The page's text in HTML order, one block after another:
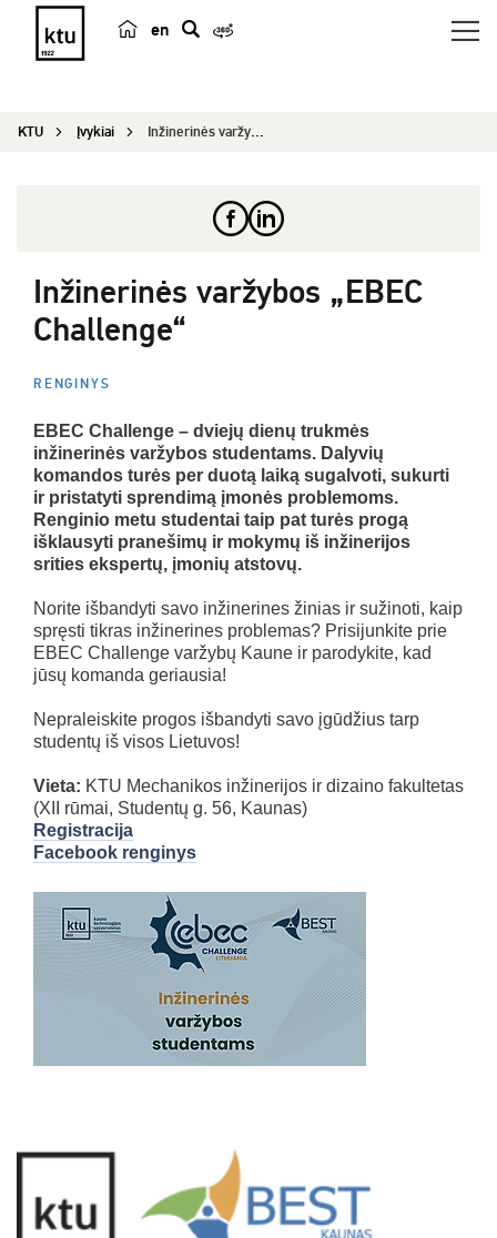
en
e
KTU Įvykiai Inžinerinės varžybos „EBEC Challenge“
Inžinerinės varžybos „EBEC
Challenge“
RENGINYS
EBEC Challenge – dviejų dienų trukmės
inžinerinės varžybos studentams. Dalyvių
komandos turės per duotą laiką sugalvoti, sukurti
ir pristatyti sprendimą įmonės problemoms.
Renginio metu studentai taip pat turės progą
išklausyti pranešimų ir mokymų iš inžinerijos
srities ekspertų, įmonių atstovų.
Norite išbandyti savo inžinerines žinias ir sužinoti, kaip
spręsti tikras inžinerines problemas? Prisijunkite prie
EBEC Challenge varžybų Kaune ir parodykite, kad
jūsų komanda geriausia!
Nepraleiskite progos išbandyti savo įgūdžius tarp
studentų iš visos Lietuvos!
Vieta: KTU Mechanikos inžinerijos ir dizaino fakultetas
(XII rūmai, Studentų g. 56, Kaunas)
Registracija
Facebook renginys